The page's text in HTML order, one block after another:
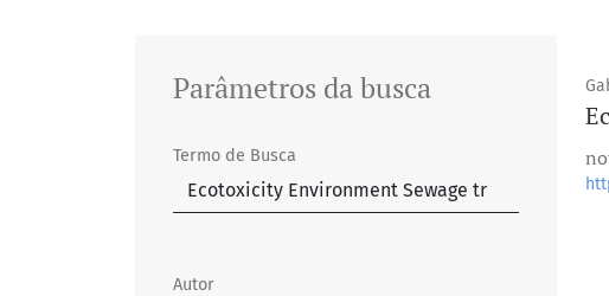
Parâmetros da busca
Termo de Busca
Autor